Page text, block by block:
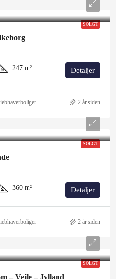
SOLGT
247 m² Detaljer
2 år siden
SOLGT
360 m² Detaljer
2 år siden
SOLGT
– Vejle – Jylland